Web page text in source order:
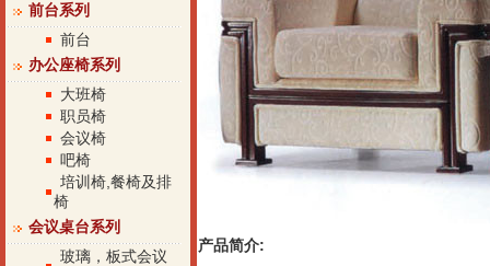
前台系列
前台
办公座椅系列
大班椅
职员椅
会议椅
吧椅
培训椅,餐椅及排
椅
会议桌台系列
玻璃，板式会议
产品简介: